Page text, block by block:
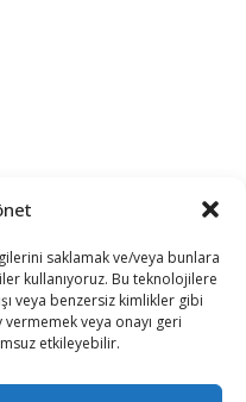
saklamak ve/veya bunlara
kullanıyoruz. Bu teknolojilere
veya benzersiz kimlikler gibi
veya onayı geri
etkileyebilir.